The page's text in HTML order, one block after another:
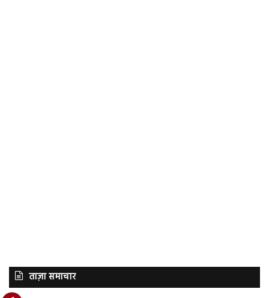
ताज़ा समाचार